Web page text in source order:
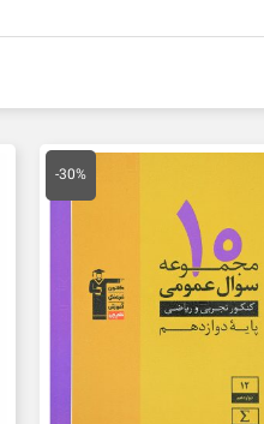
-30%
قیمت
45,000 تومان
قیمت
فعلی